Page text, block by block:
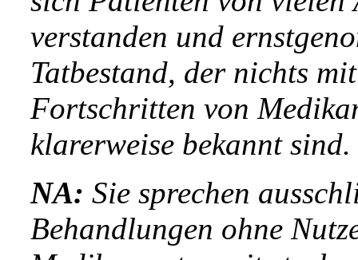
verstanden und
Tatbestand, der nichts
Fortschritten von
klarerweise bekannt sind.
NA: Sie sprechen
Behandlungen ohne